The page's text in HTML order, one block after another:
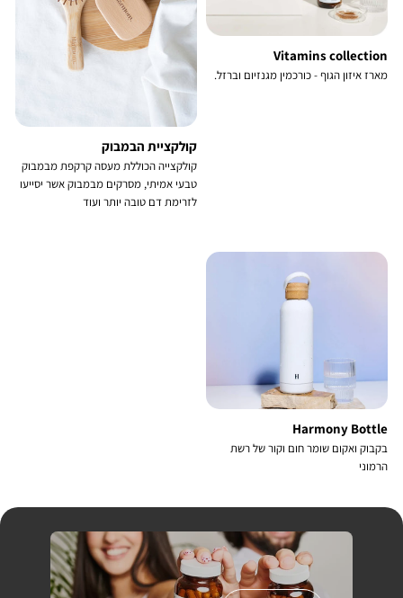
Vitamins collection
מארז איזון הגוף - כורכמין מגנזיום וברזל.
קולקציית הבמבוק
קולקצייה הכוללת מעסה קרקפת מבמבוק
טבעי אמיתי, מסרקים מבמבוק אשר יסייעו
לזרימת דם טובה יותר ועוד
Harmony Bottle
בקבוק ואקום שומר חום וקור של רשת
הרמוני